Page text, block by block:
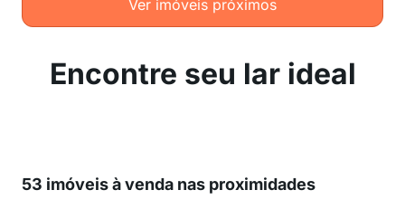
Ver imóveis próximos
Encontre seu lar ideal
53 imóveis à venda nas proximidades